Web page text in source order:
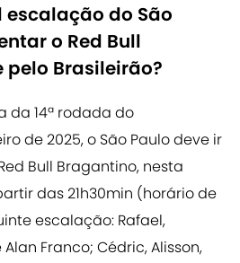
do São
o Red Bull
Brasileirão?
da 14ª rodada do
de 2025, o São Paulo deve ir
Bull Bragantino, nesta
das 21h30min (horário de
escalação: Rafael,
Franco; Cédric, Alisson,